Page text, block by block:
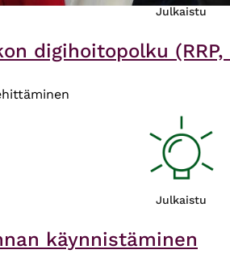
Julkaistu
digihoitopolku (RRP,
Julkaistu
käynnistäminen